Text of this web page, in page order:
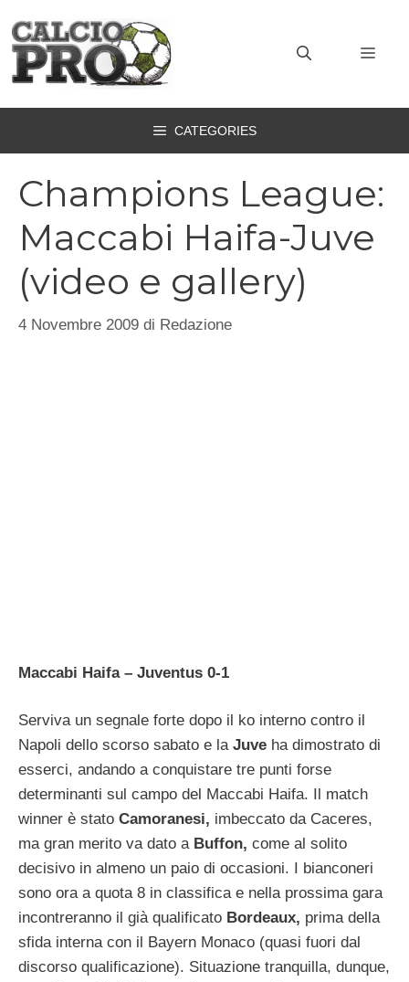
contenuto
CATEGORIES
Champions League:
Maccabi Haifa-Juve
(video e gallery)
4 Novembre 2009 di Redazione
Maccabi Haifa – Juventus 0-1
Serviva un segnale forte dopo il ko interno contro il
Napoli dello scorso sabato e laJuve ha dimostrato di
esserci, andando a conquistare tre punti forse
determinanti sul campo del Maccabi Haifa. Il match
winner è stato Camoranesi, imbeccato da Caceres,
ma gran merito va dato a Buffon, come al solito
decisivo in almeno un paio di occasioni. I bianconeri
sono ora a quota 8 in classifica e nella prossima gara
incontreranno il già qualificato Bordeaux, prima della
sfida interna con il Bayern Monaco (quasi fuori dal
discorso qualificazione). Situazione tranquilla, dunque,